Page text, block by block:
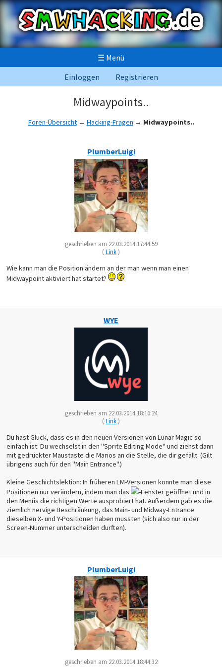
☰ Menü
Einloggen
Registrieren
Midwaypoints..
Foren-Übersicht→ Hacking-Fragen → Midwaypoints..
PlumberLuigi
geschrieben am 22.03.2014 17:44:59
(Link)
Wie kann man die Position ändern an der man wenn man einen
Midwaypoint aktiviert hat startet?
WYE
geschrieben am 22.03.2014 18:16:24
(Link)
Du hast Glück, dass es in den neuen Versionen von Lunar Magic so
einfach ist: Du wechselst in den "Sprite Editing Mode" und ziehst dann
mit gedrückter Maustaste die Marios an die Stelle, die dir gefällt. (Gilt
übrigens auch für den "Main Entrance".)
Kleine Geschichtslektion: In früheren LM-Versionen konnte man diese
Positionen nur verändern, indem man das
-Fenster geöffnet und in
den Menüs die richtigen Werte ausprobiert hat. Außerdem gab es die
ziemlich nervige Beschränkung, das Main- und Midway-Entrance
dieselben X- und Y-Positionen haben mussten (sich also nur in der
Screen-Nummer unterscheiden durften).
PlumberLuigi
geschrieben am 22.03.2014 18:44:32